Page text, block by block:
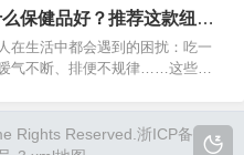
的选择。…
保健品好？推荐这款纽崔
在生活中都会遇到的困扰：吃一
气不断、排便不规律……这些问
的改善效果，而纽崔莱健活益生
Rights Reserved. 浙ICP备